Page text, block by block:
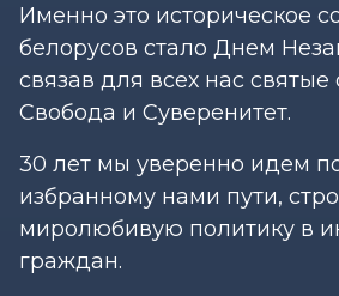
Именно это историческое
белорусов стало Днем
связав для всех нас святые
Свобода и Суверенитет.
30 лет мы уверенно идем
избранному нами пути,
миролюбивую политику в
граждан.